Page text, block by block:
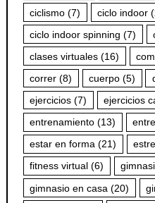
ciclismo (7) ciclo indoor
ciclo indoor spinning (7)
clases virtuales (16)
correr (8) cuerpo (5)
ejercicios (7) ejercicios
entrenamiento (13)
estar en forma (21)
fitness virtual (6)
gimnasio en casa (20)